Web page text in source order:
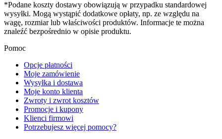
*Podane koszty dostawy obowiązują w przypadku standardowej
wysyłki. Mogą wystąpić dodatkowe opłaty, np. ze względu na
wagę, rozmiar lub właściwości produktów. Informacje te można
znaleźć bezpośrednio w opisie produktu.
Pomoc
Opcje płatności
Moje zamówienie
Wysyłka i dostawa
Moje konto klienta
Zwroty i zwrot kosztów
Promocje i kupony
Klienci firmowi
Potrzebujesz więcej pomocy?